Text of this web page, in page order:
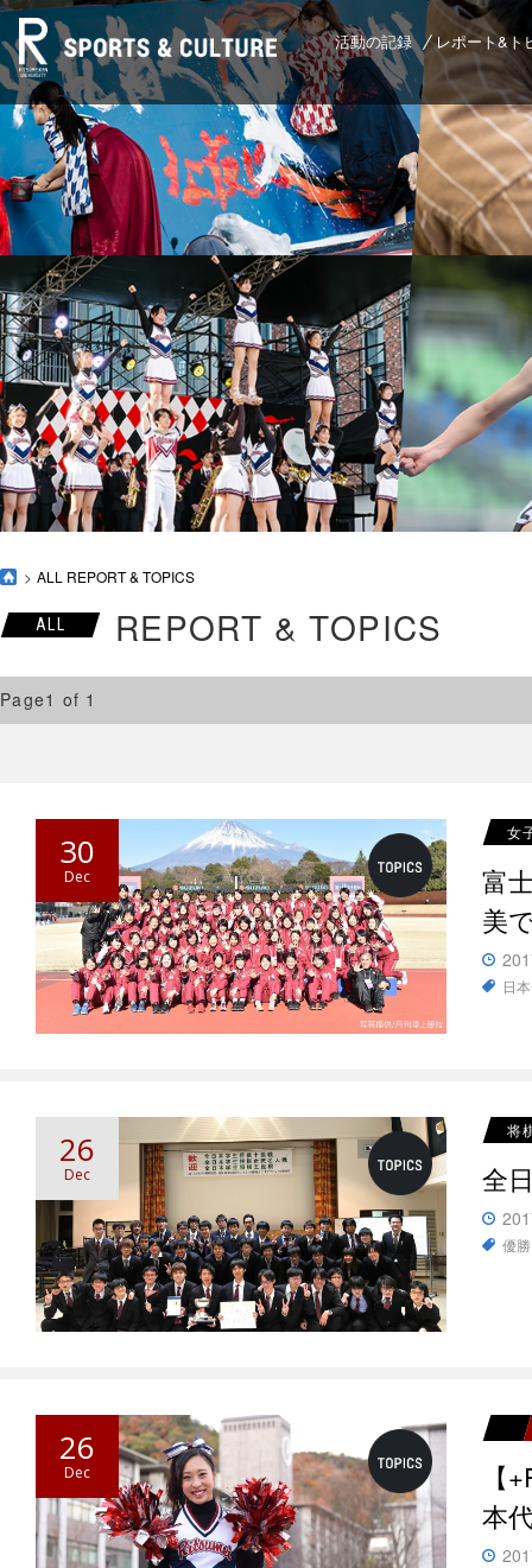
活動の記録 レポート&ト
ALL REPORT & TOPICS
ALL REPORT & TOPICS
Page1 of 1
30
Dec
女
富
美
日
26
Dec
将
全
優勝
26
Dec
【
本